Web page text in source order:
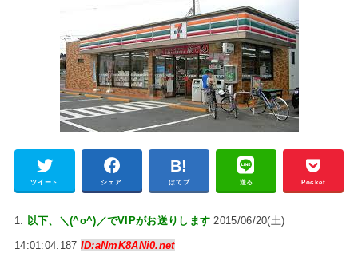
ツイート シェア はてブ 送る Pocket
1: 以下、＼(^o^)／でVIPがお送りします 2015/06/20(土)
14:01:04.187 ID:aNmK8ANi0.net